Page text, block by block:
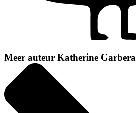
Meer auteur Katherine Garbera